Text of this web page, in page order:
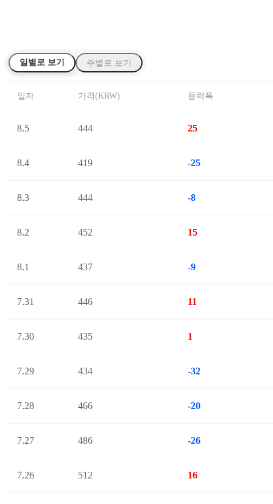
일별로 보기 주별로 보기
일자 가격(KRW) 등락폭
8.5 444 25
8.4 419 -25
8.3 444 -8
8.2 452 15
8.1 437 -9
7.31 446 11
7.30 435 1
7.29 434 -32
7.28 466 -20
7.27 486 -26
7.26 512 16